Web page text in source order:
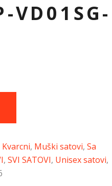
VD01SG-
Kvarcni, Muški satovi, Sa
, SVI SATOVI, Unisex satovi,